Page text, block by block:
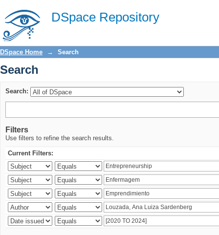
DSpace Repository
Search
DSpace Home → Search
Search
Search:
Filters
Use filters to refine the search results.
Current Filters: